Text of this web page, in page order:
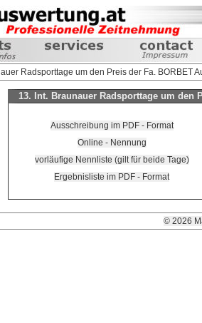
Radsporttage um den Preis der Fa. BORBET
13. Int. Braunauer Radsporttage um den
Ausschreibung im PDF - Format
Online - Nennung
vorläufige Nennliste (gilt für beide Tage)
Ergebnisliste im PDF - Format
© 2026